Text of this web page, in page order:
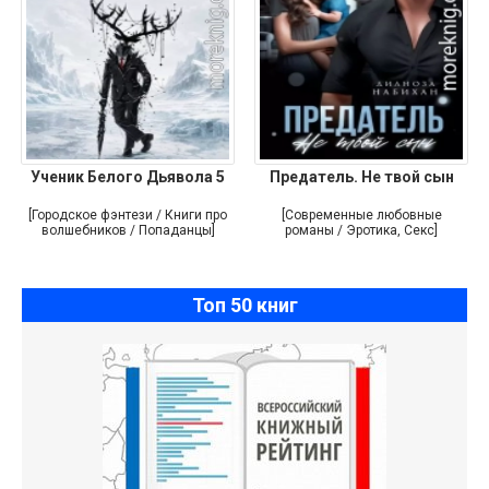
Ученик Белого Дьявола 5
[Городское фэнтези / Книги про
волшебников / Попаданцы]
Предатель. Не твой сын
[Современные любовные
романы / Эротика, Секс]
Топ 50 книг